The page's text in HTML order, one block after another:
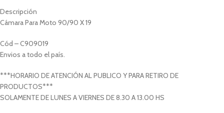
Descripción
Cámara Para Moto 90/90 X 19
Cód – C909019
Envios a todo el país.
***HORARIO DE ATENCIÓN AL PUBLICO Y PARA RETIRO DE
PRODUCTOS***
SOLAMENTE DE LUNES A VIERNES DE 8.30 A 13.00 HS